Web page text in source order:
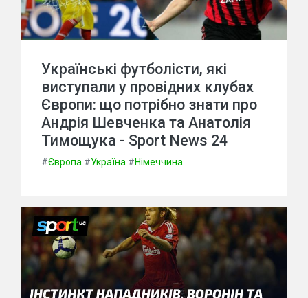
Українські футболісти, які
виступали у провідних клубах
Європи: що потрібно знати про
Андрія Шевченка та Анатолія
Тимощука - Sport News 24
#Європа #Україна #Німеччина